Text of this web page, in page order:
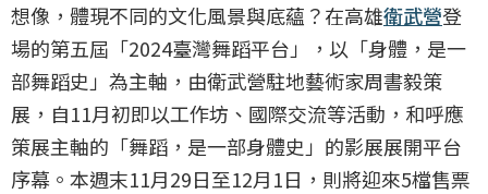
想像，體現不同的文化風景與底蘊？在高雄衛武營登
場的第五屆「2024臺灣舞蹈平台」，以「身體，是一
部舞蹈史」為主軸，由衛武營駐地藝術家周書毅策
展，自11月初即以工作坊、國際交流等活動，和呼應
策展主軸的「舞蹈，是一部身體史」的影展展開平台
序幕。本週末11月29日至12月1日，則將迎來5檔售票